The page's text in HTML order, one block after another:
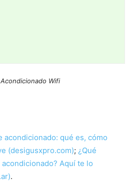
Wifi
acondicionado: qué es, cómo
(desigusxpro.com); ¿Qué
Aquí te lo
.